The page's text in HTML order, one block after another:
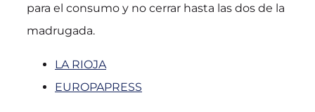
para el consumo y no cerrar hasta las dos de la
madrugada.
LA RIOJA
EUROPAPRESS